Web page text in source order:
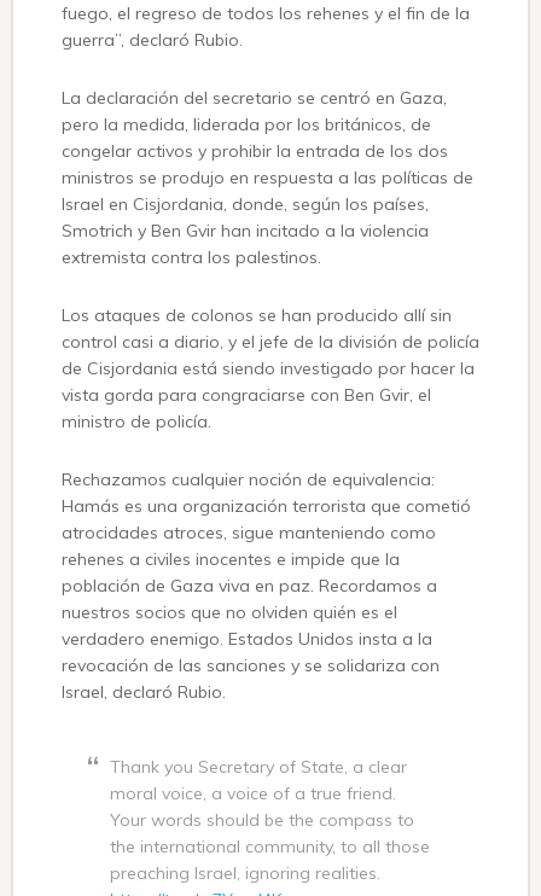
fuego, el regreso de todos los rehenes y el fin de la
guerra”, declaró Rubio.
La declaración del secretario se centró en Gaza,
pero la medida, liderada por los británicos, de
congelar activos y prohibir la entrada de los dos
ministros se produjo en respuesta a las políticas de
Israel en Cisjordania, donde, según los países,
Smotrich y Ben Gvir han incitado a la violencia
extremista contra los palestinos.
Los ataques de colonos se han producido allí sin
control casi a diario, y el jefe de la división de policía
de Cisjordania está siendo investigado por hacer la
vista gorda para congraciarse con Ben Gvir, el
ministro de policía.
Rechazamos cualquier noción de equivalencia:
Hamás es una organización terrorista que cometió
atrocidades atroces, sigue manteniendo como
rehenes a civiles inocentes e impide que la
población de Gaza viva en paz. Recordamos a
nuestros socios que no olviden quién es el
verdadero enemigo. Estados Unidos insta a la
revocación de las sanciones y se solidariza con
Israel, declaró Rubio.
Thank you Secretary of State, a clear
moral voice, a voice of a true friend.
Your words should be the compass to
the international community, to all those
preaching Israel, ignoring realities.